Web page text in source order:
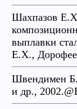
Шахпазов
выплавки
Е.Х.,
Швендимен
и др.,